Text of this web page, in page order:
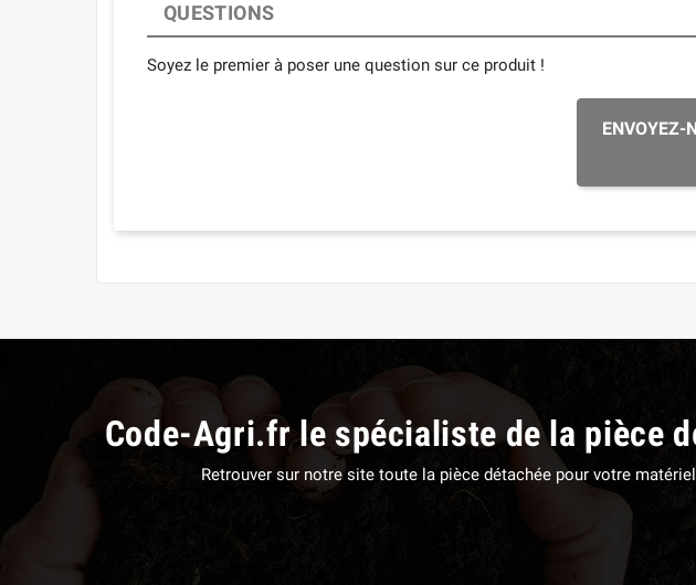
QUESTIONS
Soyez le premier à poser une question sur ce produit !
ENVOYEZ-
Code-Agri.fr le spécialiste de la pièce
Retrouver sur notre site toute la pièce détachée pour votre